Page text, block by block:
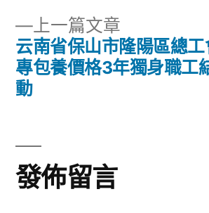
導
覽
上一篇文章
一
篇
云南省保山市隆陽區總
專包養價格3年獨身職工
動
發佈留言